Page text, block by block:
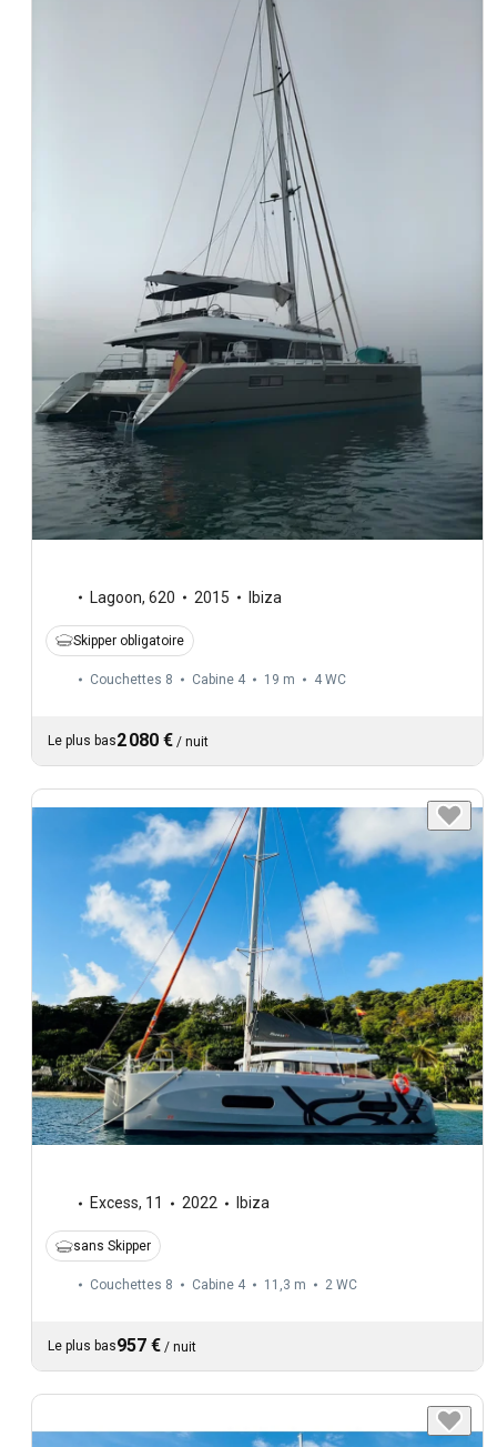
Lagoon, 620 2015 Ibiza
Skipper obligatoire
Couchettes 8 Cabine 4 19 m 4 WC
Le plus bas2 080 € / nuit
Excess, 11 2022 Ibiza
sans Skipper
Couchettes 8 Cabine 4 11,3 m 2 WC
Le plus bas957 € / nuit